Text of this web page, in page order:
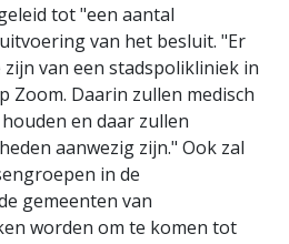
tot "een aantal
van het besluit. "Er
van een stadspolikliniek in
Zoom. Daarin zullen medisch
en daar zullen
aanwezig zijn." Ook zal
in de
gemeenten van
worden om te komen tot